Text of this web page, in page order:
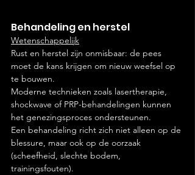
Behandeling en herstel
Wetenschappelijk
Rust en herstel zijn onmisbaar: de pees
moet de kans krijgen om nieuw weefsel op
te bouwen.
Moderne technieken zoals lasertherapie,
shockwave of PRP-behandelingen kunnen
het genezingsproces ondersteunen.
Een behandeling richt zich niet alleen op de
blessure, maar ook op de oorzaak
(scheefheid, slechte bodem,
trainingsfouten).